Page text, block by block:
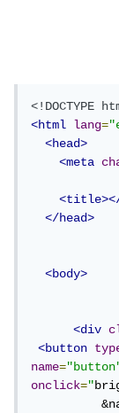
<!DOCTYPE
<html
lang=
<head>
<meta
</head>
<body>
<div
<button
name=
onclick="
          &nabla;&nabla;&nabla;